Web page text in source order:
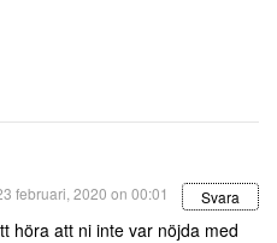
februari, 2020 on 00:01 Svara
höra att ni inte var nöjda med